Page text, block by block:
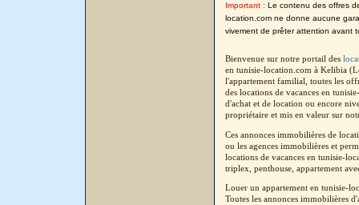
Important : Le contenu des offres
location.com ne donne aucune
vivement de prêter attention avant
Bienvenue sur notre portail des
en tunisie-location.com à Kelibia
l'appartement familial, toutes les
des locations de vacances en
d'achat et de location ou encore
propriétaire et mis en valeur sur
Ces annonces immobilières de
ou les agences immobilières et
locations de vacances en tunisie-
triplex, penthouse, appartement
Louer un appartement en tunisie-
Toutes les annonces immobilières